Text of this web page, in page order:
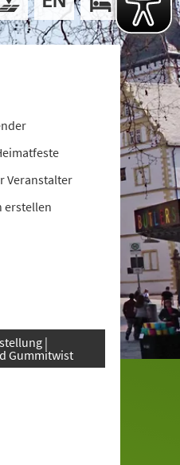
Veranstalter
erstellen
|
Gummitwist